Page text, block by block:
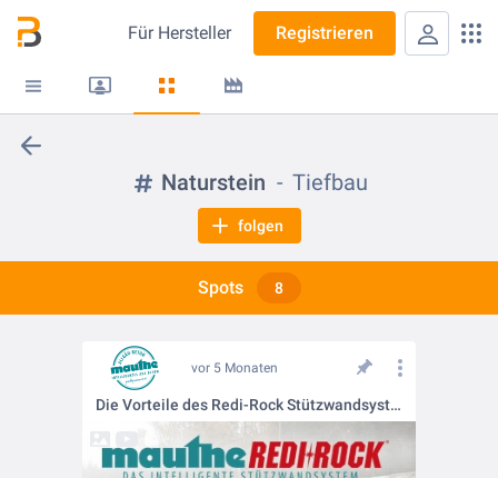
Für Hersteller Registrieren
Naturstein Tiefbau
folgen
Spots 8
vor 5 Monaten
Die Vorteile des Redi-Rock Stützwandsystems